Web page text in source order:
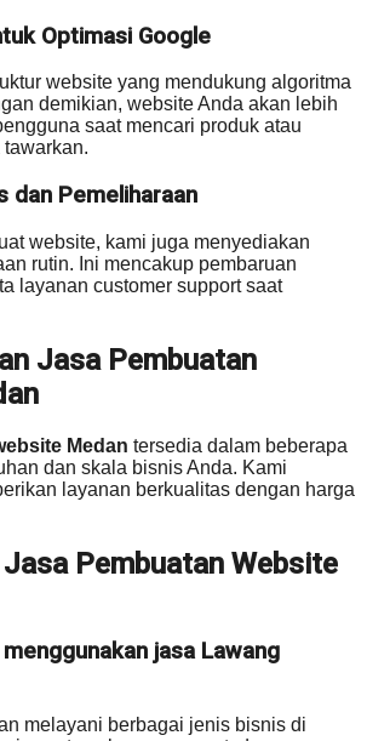
Optimasi Google
website yang mendukung algoritma
demikian, website Anda akan lebih
saat mencari produk atau
tawarkan.
dan Pemeliharaan
website, kami juga menyediakan
rutin. Ini mencakup pembaruan
layanan customer support saat
Jasa Pembuatan
Medan tersedia dalam beberapa
dan skala bisnis Anda. Kami
layanan berkualitas dengan harga
Jasa Pembuatan Website
jasa Lawang
melayani berbagai jenis bisnis di